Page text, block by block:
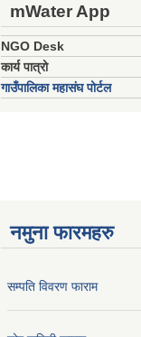
mWater App
NGO Desk
कार्य पात्रो
गाउँपालिका महासंघ पोर्टल
नमुना फारमहरु
सम्पति विवरण फाराम